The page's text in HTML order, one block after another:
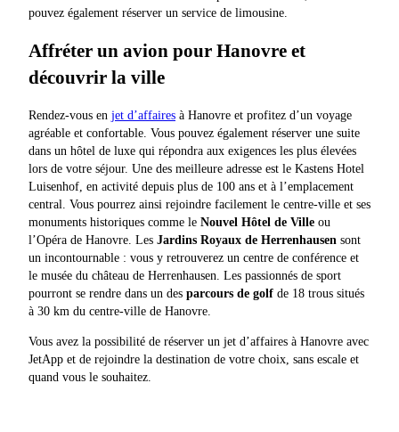
pouvez également réserver un service de limousine.
Affréter un avion pour Hanovre et
découvrir la ville
Rendez-vous en jet d’affaires à Hanovre et profitez d’un voyage
agréable et confortable. Vous pouvez également réserver une suite
dans un hôtel de luxe qui répondra aux exigences les plus élevées
lors de votre séjour. Une des meilleure adresse est le Kastens Hotel
Luisenhof, en activité depuis plus de 100 ans et à l’emplacement
central. Vous pourrez ainsi rejoindre facilement le centre-ville et ses
monuments historiques comme le Nouvel Hôtel de Ville ou
l’Opéra de Hanovre. Les Jardins Royaux de Herrenhausen sont
un incontournable : vous y retrouverez un centre de conférence et
le musée du château de Herrenhausen. Les passionnés de sport
pourront se rendre dans un des parcours de golf de 18 trous situés
à 30 km du centre-ville de Hanovre.
Vous avez la possibilité de réserver un jet d’affaires à Hanovre avec
JetApp et de rejoindre la destination de votre choix, sans escale et
quand vous le souhaitez.